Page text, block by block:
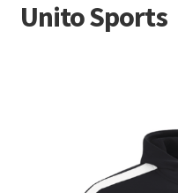
Unito Sports
Algemene voorwaarden